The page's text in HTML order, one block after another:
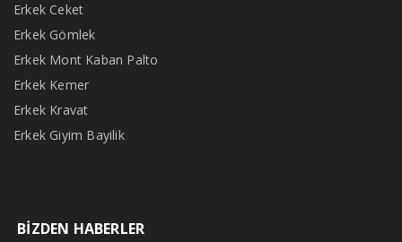
Erkek Ceket
Erkek Gömlek
Erkek Mont Kaban Palto
Erkek Kemer
Erkek Kravat
Erkek Giyim Bayilik
BİZDEN HABERLER